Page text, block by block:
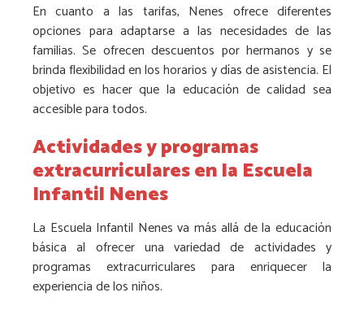
En cuanto a las tarifas, Nenes ofrece diferentes
opciones para adaptarse a las necesidades de las
familias. Se ofrecen descuentos por hermanos y se
brinda flexibilidad en los horarios y días de asistencia. El
objetivo es hacer que la educación de calidad sea
accesible para todos.
Actividades y programas
extracurriculares en la Escuela
Infantil Nenes
La Escuela Infantil Nenes va más allá de la educación
básica al ofrecer una variedad de actividades y
programas extracurriculares para enriquecer la
experiencia de los niños.